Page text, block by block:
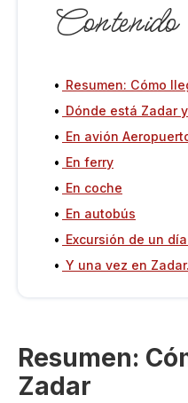
Contenido
Resumen: Cómo
Dónde está Zadar
En avión
En ferry
En coche
En autobús
Excursión de un
Y una vez en
Resumen:
Zadar